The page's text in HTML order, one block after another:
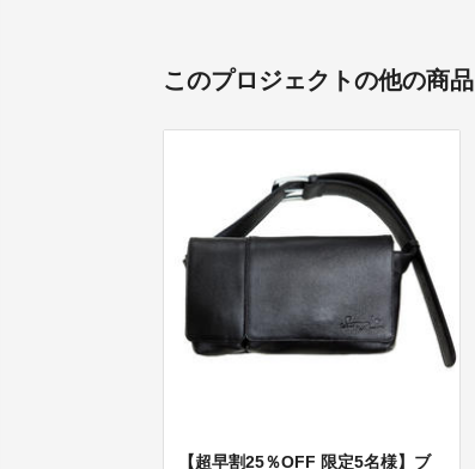
このプロジェクトの他の商品
【超早割25％OFF 限定5名様】ブ